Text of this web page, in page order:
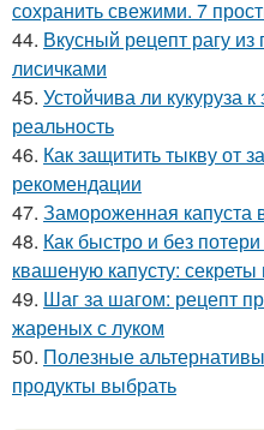
сохранить свежими. 7
44. Вкусный рецепт рагу из
лисичками
45. Устойчива ли кукуруза
реальность
46. Как защитить тыкву от
рекомендации
47. Замороженная капуста
48. Как быстро и без
квашеную капусту:
49. Шаг за шагом: рецепт
жареных с луком
50. Полезные
продукты выбрать